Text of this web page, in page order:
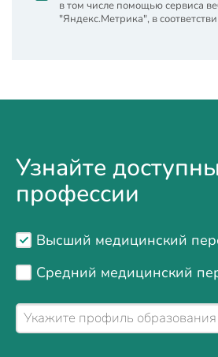
в том числе помощью сервиса
"Яндекс.Метрика", в
Узнайте
профессии
Высший медицинский
Средний медицинский